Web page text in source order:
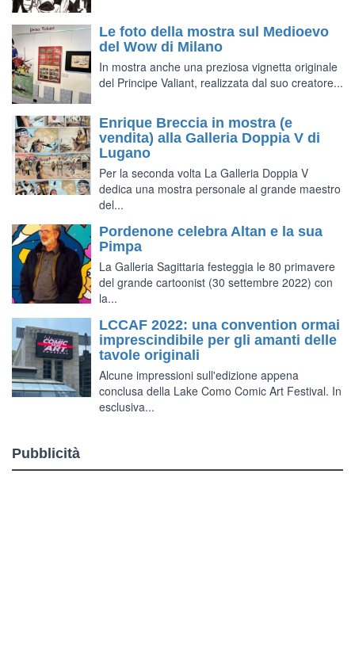
Le foto della mostra sul Medioevo
del Wow di Milano
In mostra anche una preziosa vignetta originale
del Principe Valiant, realizzata dal suo creatore...
Enrique Breccia in mostra (e
vendita) alla Galleria Doppia V di
Lugano
Per la seconda volta La Galleria Doppia V
dedica una mostra personale al grande maestro
del...
Pordenone celebra Altan e la sua
Pimpa
La Galleria Sagittaria festeggia le 80 primavere
del grande cartoonist (30 settembre 2022) con
la...
LCCAF 2022: una convention ormai
imprescindibile per gli amanti delle
tavole originali
Alcune impressioni sull'edizione appena
conclusa della Lake Como Comic Art Festival. In
esclusiva...
Pubblicità